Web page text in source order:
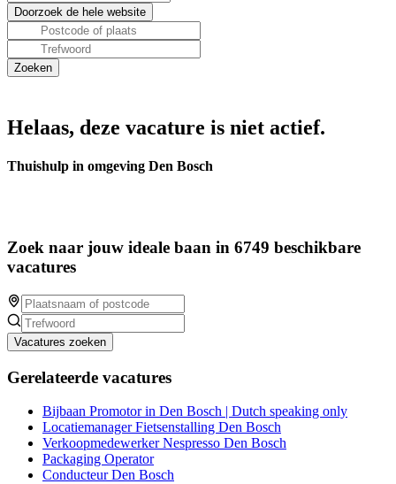
Helaas, deze vacature is niet actief.
Thuishulp in omgeving Den Bosch
Zoek naar jouw ideale baan in 6749 beschikbare
vacatures
Vacatures zoeken
Gerelateerde vacatures
Bijbaan Promotor in Den Bosch | Dutch speaking only
Locatiemanager Fietsenstalling Den Bosch
Verkoopmedewerker Nespresso Den Bosch
Packaging Operator
Conducteur Den Bosch